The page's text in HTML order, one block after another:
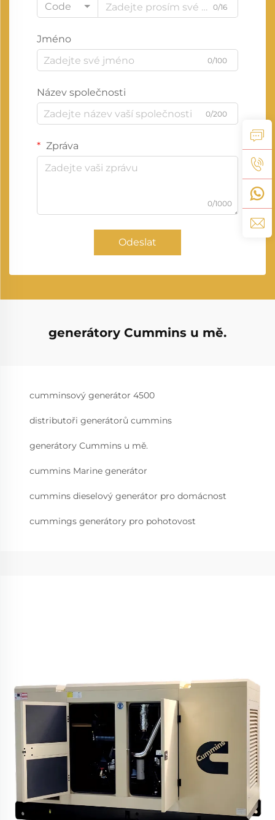
Code
0/16
Jméno
0/100
Název společnosti
0/200
Zpráva
0/1000
Odeslat
generátory Cummins u mě.
cumminsový generátor 4500
distributoři generátorů cummins
generátory Cummins u mě.
cummins Marine generátor
cummins dieselový generátor pro domácnost
cummings generátory pro pohotovost